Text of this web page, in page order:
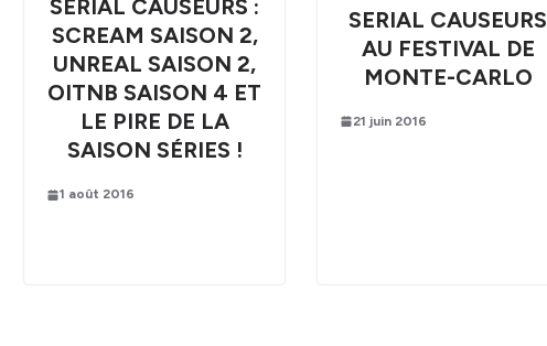
SERIAL CAUSEURS :
SCREAM SAISON 2,
UNREAL SAISON 2,
OITNB SAISON 4 ET
LE PIRE DE LA
SAISON SÉRIES !
1 août 2016
SERIAL CAUSEURS
AU FESTIVAL DE
MONTE-CARLO
21 juin 2016